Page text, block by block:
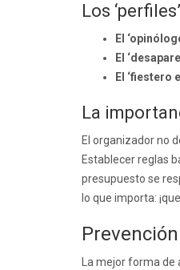
Los
El
El
El ‘fiestero
La
El organizador no
Establecer reglas
presupuesto se
lo que importa:
La mejor forma de